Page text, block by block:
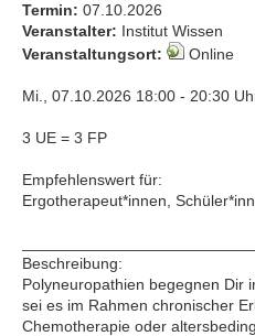
Termin: 07.10.2026
Veranstalter: Institut Wissen
Veranstaltungsort:
Online
Mi., 07.10.2026 18:00 - 20:30
3 UE = 3 FP
Empfehlenswert für:
Ergotherapeut*innen,
Beschreibung:
Polyneuropathien begegnen Dir
sei es im Rahmen chronischer
Chemotherapie oder